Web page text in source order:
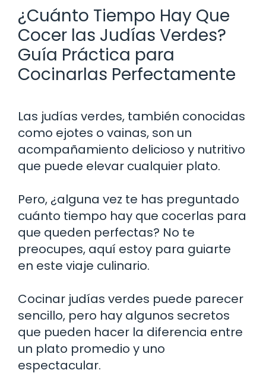
¿Cuánto Tiempo Hay Que
Cocer las Judías Verdes?
Guía Práctica para
Cocinarlas Perfectamente
Las judías verdes, también conocidas
como ejotes o vainas, son un
acompañamiento delicioso y nutritivo
que puede elevar cualquier plato.
Pero, ¿alguna vez te has preguntado
cuánto tiempo hay que cocerlas para
que queden perfectas? No te
preocupes, aquí estoy para guiarte
en este viaje culinario.
Cocinar judías verdes puede parecer
sencillo, pero hay algunos secretos
que pueden hacer la diferencia entre
un plato promedio y uno
espectacular.